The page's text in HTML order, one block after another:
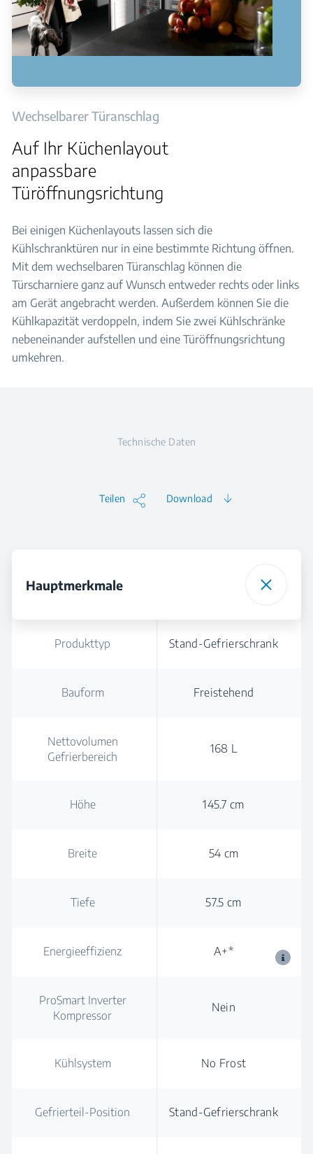
Wechselbarer Türanschlag
Auf Ihr Küchenlayout
anpassbare
Türöffnungsrichtung
Bei einigen Küchenlayouts lassen sich die
Kühlschranktüren nur in eine bestimmte Richtung öffnen.
Mit dem wechselbaren Türanschlag können die
Türscharniere ganz auf Wunsch entweder rechts oder links
am Gerät angebracht werden. Außerdem können Sie die
Kühlkapazität verdoppeln, indem Sie zwei Kühlschränke
nebeneinander aufstellen und eine Türöffnungsrichtung
umkehren.
Technische Daten
Teilen Download
Hauptmerkmale
Produkttyp Stand-Gefrierschrank
Bauform Freistehend
Nettovolumen
Gefrierbereich
168 L
Höhe 145.7 cm
Breite 54 cm
Tiefe 57.5 cm
Energieeffizienz A+*
ProSmart Inverter
Kompressor
Nein
Kühlsystem No Frost
Gefrierteil-Position Stand-Gefrierschrank